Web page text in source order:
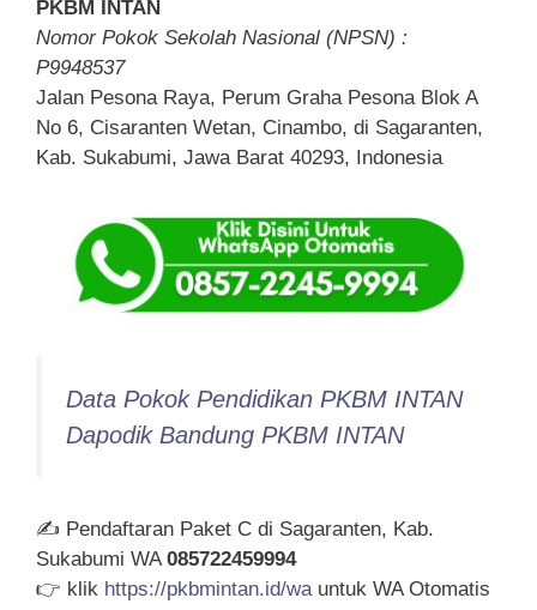
PKBM INTAN
Nomor Pokok Sekolah Nasional (NPSN) :
P9948537
Jalan Pesona Raya, Perum Graha Pesona Blok A
No 6, Cisaranten Wetan, Cinambo, di Sagaranten,
Kab. Sukabumi, Jawa Barat 40293, Indonesia
Data Pokok Pendidikan PKBM INTAN
Dapodik Bandung PKBM INTAN
✍ Pendaftaran Paket C di Sagaranten, Kab.
Sukabumi WA 085722459994
👉 klik https://pkbmintan.id/wa untuk WA Otomatis